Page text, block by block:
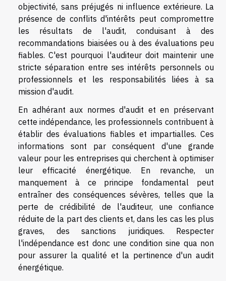
objectivité, sans préjugés ni influence extérieure. La
présence de conflits d'intérêts peut compromettre
les résultats de l'audit, conduisant à des
recommandations biaisées ou à des évaluations peu
fiables. C'est pourquoi l'auditeur doit maintenir une
stricte séparation entre ses intérêts personnels ou
professionnels et les responsabilités liées à sa
mission d'audit.
En adhérant aux normes d'audit et en préservant
cette indépendance, les professionnels contribuent à
établir des évaluations fiables et impartialles. Ces
informations sont par conséquent d'une grande
valeur pour les entreprises qui cherchent à optimiser
leur efficacité énergétique. En revanche, un
manquement à ce principe fondamental peut
entraîner des conséquences sévères, telles que la
perte de crédibilité de l'auditeur, une confiance
réduite de la part des clients et, dans les cas les plus
graves, des sanctions juridiques. Respecter
l'indépendance est donc une condition sine qua non
pour assurer la qualité et la pertinence d'un audit
énergétique.